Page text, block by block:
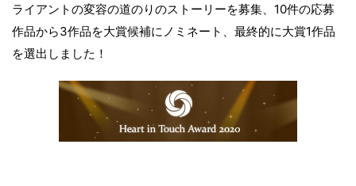
ライアントの変容の道のりのストーリーを募集、10件の応募
作品から3作品を大賞候補にノミネート、最終的に大賞1作品
を選出しました！